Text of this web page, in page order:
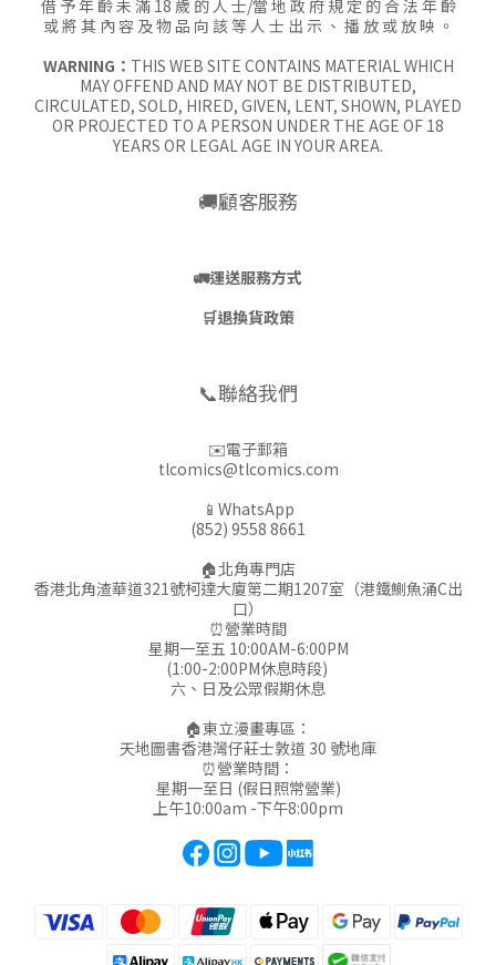
借 予 年 齡 未 滿 18 歲 的 人 士/當 地 政 府 規 定 的 合 法 年 齡
或 將 其 內 容 及 物 品 向 該 等 人 士 出 示 、 播 放 或 放 映 。
WARNING： THIS WEB SITE CONTAINS MATERIAL WHICH
MAY OFFEND AND MAY NOT BE DISTRIBUTED,
CIRCULATED, SOLD, HIRED, GIVEN, LENT, SHOWN, PLAYED
OR PROJECTED TO A PERSON UNDER THE AGE OF 18
YEARS OR LEGAL AGE IN YOUR AREA.
🚚顧客服務
🚛運送服務方式
🛒退換貨政策
📞聯絡我們
✉️電子郵箱
tlcomics@tlcomics.com
📱WhatsApp
(852) 9558 8661
🏠北角專門店
香港北角渣華道321號柯達大廈第二期1207室（港鐵鰂魚涌C出
口）
⏰營業時間
星期一至五 10:00AM-6:00PM
(1:00-2:00PM休息時段)
六、日及公眾假期休息
🏠東立漫畫專區：
天地圖書香港灣仔莊士敦道 30 號地庫
⏰營業時間：
星期一至日 (假日照常營業)
上午10:00am -下午8:00pm